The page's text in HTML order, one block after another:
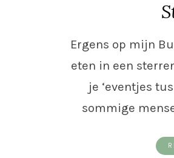
Ergens op mijn
eten in een
je ‘eventjes
sommige